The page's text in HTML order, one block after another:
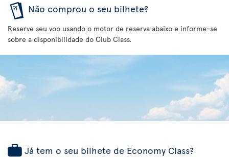
Não comprou o seu bilhete?
Reserve seu voo usando o motor de reserva abaixo e informe-se
sobre a disponibilidade do Club Class.
Já tem o seu bilhete de Economy Class?